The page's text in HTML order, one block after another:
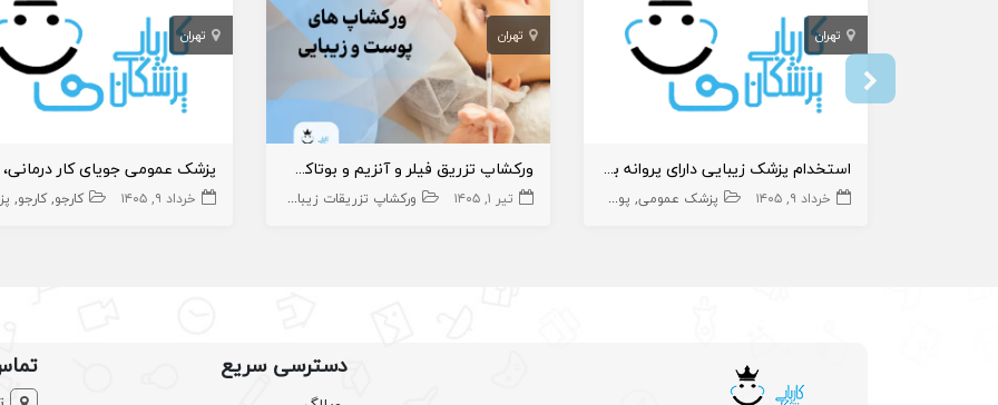
تهران
استخدام پزشک زیبایی دارای پروانه بومهن یا پردیس
خرداد ۹, ۱۴۰۵ پزشک عمومی پوست و زیبایی زیبایی پزشک عمومی پوست
تهران
ورکشاپ تزریق فیلر و آنزیم و بوتاکس فول فیس
تیر ۱, ۱۴۰۵ ورکشاپ تزریقات زیبایی پوست و زیبایی
تهران
خرداد ۹, ۱۴۰۵ کارجو کارجو
دسترسی سریع